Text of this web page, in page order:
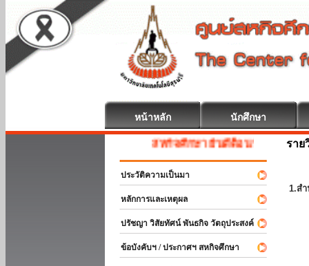
หน้าหลัก นักศึกษา
สหกิจศึกษา ยินดีต้อนรับ
ประวัติความเป็นมา
หลักการและเหตุผล
ปรัชญา วิสัยทัศน์ พันธกิจ วัตถุประสงค์
ข้อบังคับฯ / ประกาศฯ สหกิจศึกษา
ราย
1.ส